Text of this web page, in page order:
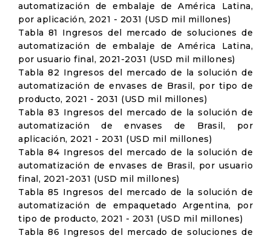
automatización de embalaje de América Latina,
por aplicación, 2021 - 2031 (USD mil millones)
Tabla 81 Ingresos del mercado de soluciones de
automatización de embalaje de América Latina,
por usuario final, 2021-2031 (USD mil millones)
Tabla 82 Ingresos del mercado de la solución de
automatización de envases de Brasil, por tipo de
producto, 2021 - 2031 (USD mil millones)
Tabla 83 Ingresos del mercado de la solución de
automatización de envases de Brasil, por
aplicación, 2021 - 2031 (USD mil millones)
Tabla 84 Ingresos del mercado de la solución de
automatización de envases de Brasil, por usuario
final, 2021-2031 (USD mil millones)
Tabla 85 Ingresos del mercado de la solución de
automatización de empaquetado Argentina, por
tipo de producto, 2021 - 2031 (USD mil millones)
Tabla 86 Ingresos del mercado de soluciones de